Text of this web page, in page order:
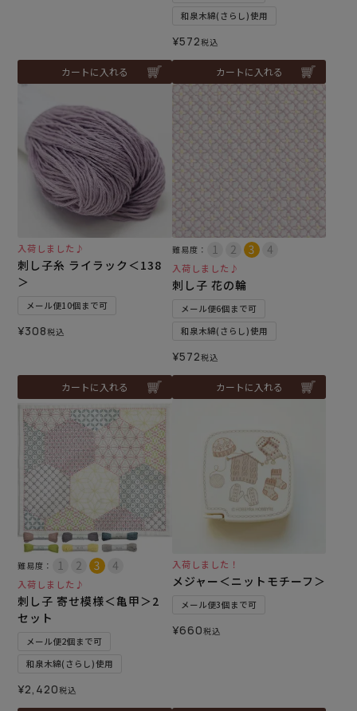
カートに入れる
和泉木綿(さらし)使用
¥572税込
カートに入れる
入荷しました♪
刺し子糸 ライラック＜138
＞
メール便10個まで可
¥308税込
カートに入れる
難易度：
入荷しました♪
刺し子 花の輪
メール便6個まで可
和泉木綿(さらし)使用
¥572税込
カートに入れる
難易度：
入荷しました♪
刺し子 寄せ模様＜亀甲＞2
セット
メール便2個まで可
和泉木綿(さらし)使用
¥2,420税込
入荷しました！
メジャー＜ニットモチーフ＞
メール便3個まで可
¥660税込